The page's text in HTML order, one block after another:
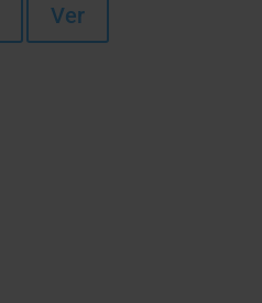
Ver